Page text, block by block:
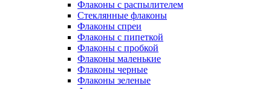
Флаконы с распылителем
Стеклянные флаконы
Флаконы cпреи
Флаконы с пипеткой
Флаконы с пробкой
Флаконы маленькие
Флаконы черные
Флаконы зеленые